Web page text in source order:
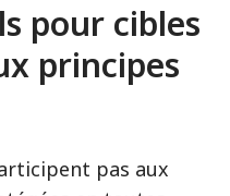
pour cibles
principes
pas aux